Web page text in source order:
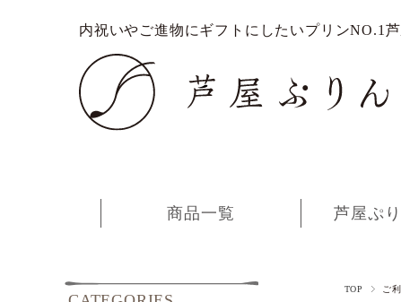
内祝いやご進物にギフトにしたいプリンNO.1
商品一覧 芦屋ぷ
TOP ご